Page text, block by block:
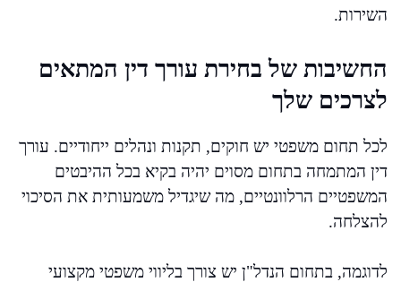
השירות.
החשיבות של בחירת עורך דין המתאים
לצרכים שלך
לכל תחום משפטי יש חוקים, תקנות ונהלים ייחודיים. עורך
דין המתמחה בתחום מסוים יהיה בקיא בכל ההיבטים
המשפטיים הרלוונטיים, מה שיגדיל משמעותית את הסיכוי
להצלחה.
לדוגמה, בתחום הנדל"ן יש צורך בליווי משפטי מקצועי